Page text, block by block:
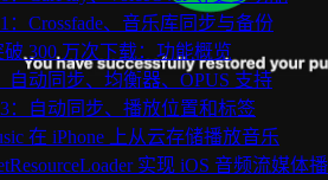
：Crossfade、音乐库同步与备份
破 300 万次下载：功能概览
自动同步、均衡器、OPUS 支持
：自动同步、播放位置和标签
在 iPhone 上从云存储播放音乐
实现 iOS 音频流媒体